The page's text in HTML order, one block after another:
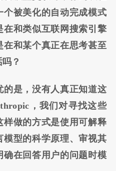
被美化的自动完成模式
和类似互联网搜索引擎
在和某个真正在思考甚至
？
是，没有人真正知道这
，我们对寻找这些
做的方式是使用可解释
型的科学原理、审视其
确在回答用户的问题时模